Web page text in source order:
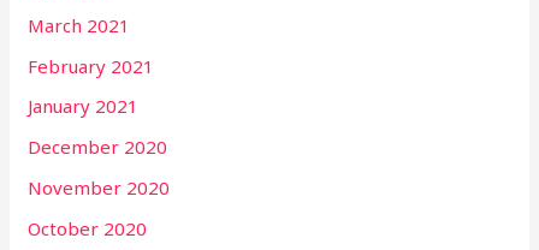
March 2021
February 2021
January 2021
December 2020
November 2020
October 2020